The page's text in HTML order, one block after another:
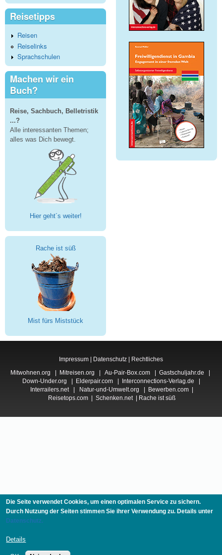
Reisetipps
Reisen
Reiselinks
Sprachschulen
Machen wir ein
Buch?
Reise, Sachbuch, Belletristik
...?
Alle interessanten Themen;
alles was Dich bewegt.
Hier geht´s weiter!
Rache ist süß
Mist fürs Miststück
Impressum Datenschutz
Rechtliches
Mitwohnen.org | Mitreisen.org | Au-Pair-Box.com | Gastschuljahr.de |
Down-Under.org | Elderpair.com| Interconnections-Verlag.de |
Interrailers.net| Natur-und-Umwelt.org | Bewerben.com |
Reisetops.com | Schenken.net| Rache ist süß
Die Seite verwendet Cookies, um einen optimalen Service zu sichern.
Durch Nutzung der Seiten stimmen Sie ihrer Verwendung zu. Details unter
Datenschutz.
Details